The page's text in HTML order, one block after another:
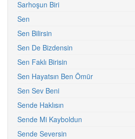
Sarhoşun Biri
Sen
Sen Bilirsin
Sen De Bizdensin
Sen Faklı Birisin
Sen Hayatsın Ben Ömür
Sen Sev Beni
Sende Haklısın
Sende Mi Kayboldun
Sende Seversin